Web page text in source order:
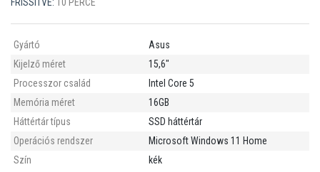
Gyártó
Asus
Kijelző méret
15,6"
Processzor család
Intel Core 5
Memória méret
16GB
Háttértár típus
SSD háttértár
Operációs rendszer
Microsoft Windows 11 Home
Szín
kék